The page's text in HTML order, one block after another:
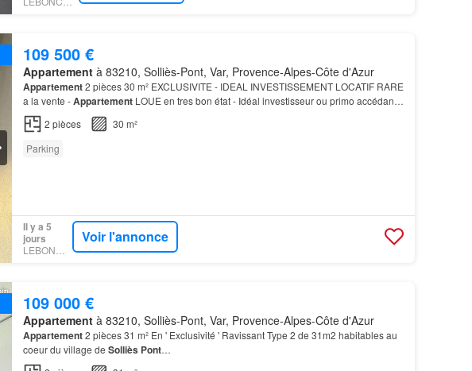
109 500 €
Appartementà 83210, Solliès-Pont, Var, Provence-Alpes-Côte d'Azur
Appartement2 pièces 30 m² EXCLUSIVITE - IDEAL INVESTISSEMENT LOCATIF RARE
a la vente -AppartementLOUE en tres bon état - Idéal investisseur ou primo accédant -
Sympathique
appartement T2
2 pièces
30 m²
Parking
Il y a 5
jours
LEBONCOIN
Voir l'annonce
109 000 €
Appartementà 83210, Solliès-Pont, Var, Provence-Alpes-Côte d'Azur
Appartement2 pièces 31 m² En ' Exclusivité ' Ravissant Type 2 de 31m2 habitables au
coeur du village de Solliès Pont…